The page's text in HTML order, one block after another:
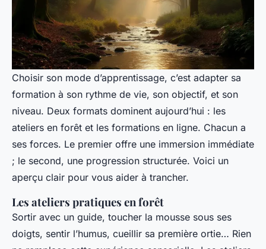
Choisir son mode d’apprentissage, c’est adapter sa
formation à son rythme de vie, son objectif, et son
niveau. Deux formats dominent aujourd’hui : les
ateliers en forêt et les formations en ligne. Chacun a
ses forces. Le premier offre une immersion immédiate
; le second, une progression structurée. Voici un
aperçu clair pour vous aider à trancher.
Les ateliers pratiques en forêt
Sortir avec un guide, toucher la mousse sous ses
doigts, sentir l’humus, cueillir sa première ortie… Rien